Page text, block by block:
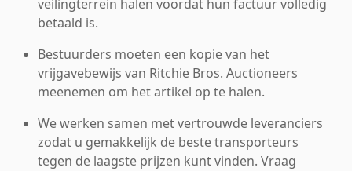
veilingterrein halen voordat hun factuur volledig
betaald is.
Bestuurders moeten een kopie van het
vrijgavebewijs van Ritchie Bros. Auctioneers
meenemen om het artikel op te halen.
We werken samen met vertrouwde leveranciers
zodat u gemakkelijk de beste transporteurs
tegen de laagste prijzen kunt vinden. Vraag